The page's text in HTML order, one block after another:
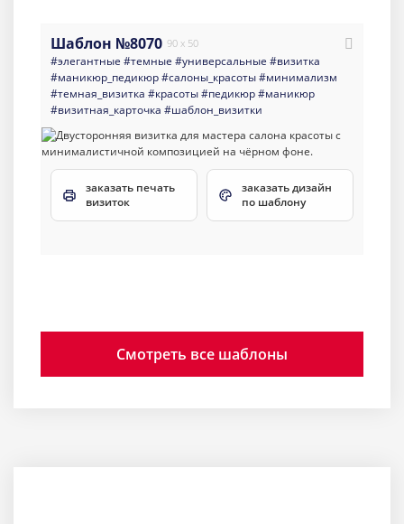
Шаблон №8070 90 x 50
#элегантные #темные #универсальные #визитка
#маникюр_педикюр#салоны_красоты#минимализм
#темная_визитка #красоты#педикюр#маникюр
#визитная_карточка #шаблон_визитки
заказать печать
визиток
заказать дизайн
по шаблону
Смотреть все шаблоны